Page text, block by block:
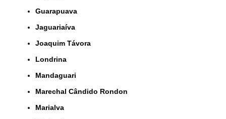
Guarapuava
Jaguariaíva
Joaquim Távora
Londrina
Mandaguari
Marechal Cândido Rondon
Marialva